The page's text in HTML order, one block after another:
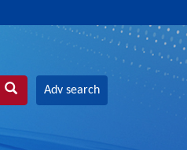
Adv search